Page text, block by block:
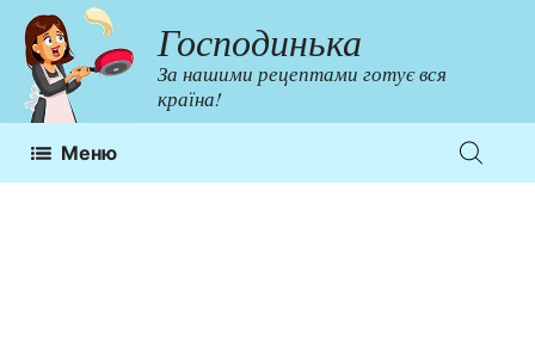
Перейти
до
контенту
Господинька
За нашими рецептами готує вся
країна!
Меню